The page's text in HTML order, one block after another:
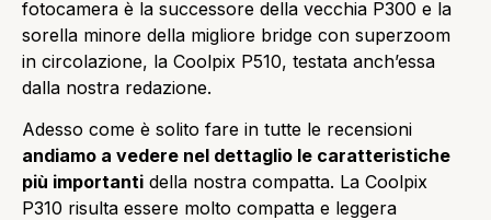
fotocamera è la successore della vecchia P300 e la
sorella minore della migliore bridge con superzoom
in circolazione, la Coolpix P510, testata anch’essa
dalla nostra redazione.
Adesso come è solito fare in tutte le recensioni
andiamo a vedere nel dettaglio le caratteristiche
più importanti della nostra compatta. La Coolpix
P310 risulta essere molto compatta e leggera